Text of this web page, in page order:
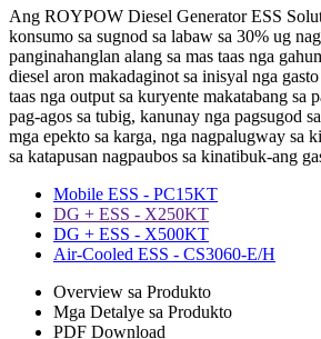
Ang ROYPOW Diesel Generator ESS
konsumo sa sugnod sa labaw sa 30% ug
panginahanglan alang sa mas taas nga
diesel aron makadaginot sa inisyal nga
taas nga output sa kuryente makatabang sa
pag-agos sa tubig, kanunay nga pagsugod
mga epekto sa karga, nga nagpalugway sa
sa katapusan nagpaubos sa kinatibuk-ang
Mobile ESS - PC15KT
DG + ESS - X250KT
DG + ESS - X500KT
Air-Cooled ESS - CS3060-E/H
Overview sa Produkto
Mga Detalye sa Produkto
PDF Download